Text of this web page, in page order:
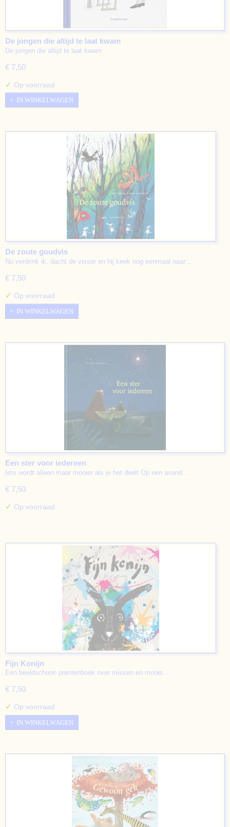
De jongen die altijd te laat kwam
De jongen die altijd te laat kwam
€ 7,50
✓ Op voorraad
IN WINKELWAGEN
De zoute goudvis
Nu verdrink ik, dacht de visser en hij keek nog eenmaal naar…
€ 7,50
✓ Op voorraad
IN WINKELWAGEN
Een ster voor iedereen
Iets wordt alleen maar mooier als je het deelt Op een avond…
€ 7,50
✓ Op voorraad
Fijn Konijn
Een beeldschoon prentenboek over missen en mooie…
€ 7,50
✓ Op voorraad
IN WINKELWAGEN